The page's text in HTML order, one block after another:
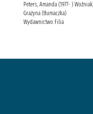
Peters, Amanda (1977- ) Woźniak,
Grażyna (tłumaczka)
Wydawnictwo Filia